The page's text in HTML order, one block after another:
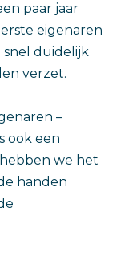
paar jaar
eigenaren
snel duidelijk
verzet.
–
ook een
we het
handen